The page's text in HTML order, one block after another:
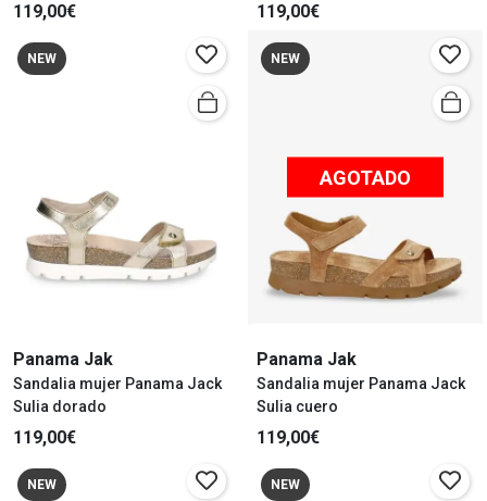
119,00€ 119,00€
NEW
Panama Jak
Sandalia mujer Panama Jack
Sulia dorado
119,00€
NEW
AGOTADO
Panama Jak
Sandalia mujer Panama Jack
Sulia cuero
119,00€
NEW NEW